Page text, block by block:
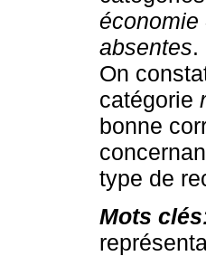
économie
absentes.
On
catégorie
bonne
type de
Mots